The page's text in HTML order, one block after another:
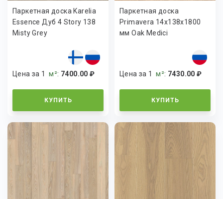
Паркетная доска Karelia
Essence Дуб 4 Story 138
Misty Grey
Цена за 1м²: 7400.00 ₽
КУПИТЬ
Паркетная доска
Primavera 14x138x1800
мм Oak Medici
Цена за 1м²: 7430.00 ₽
КУПИТЬ